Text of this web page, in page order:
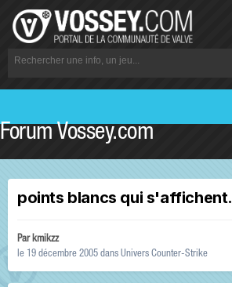
Forum Vossey.com
points blancs qui s'affichent.
Parkmikzz
le 19 décembre 2005 dans Univers Counter-Strike